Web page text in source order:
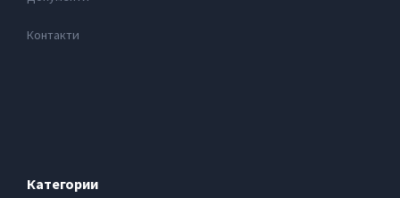
Контакти
Категории